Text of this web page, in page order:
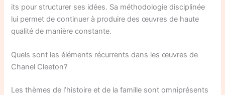
its pour structurer ses idées. Sa méthodologie disciplinée
lui permet de continuer à produire des œuvres de haute
qualité de manière constante.
Quels sont les éléments récurrents dans les œuvres de
Chanel Cleeton?
Les thèmes de l’histoire et de la famille sont omniprésents